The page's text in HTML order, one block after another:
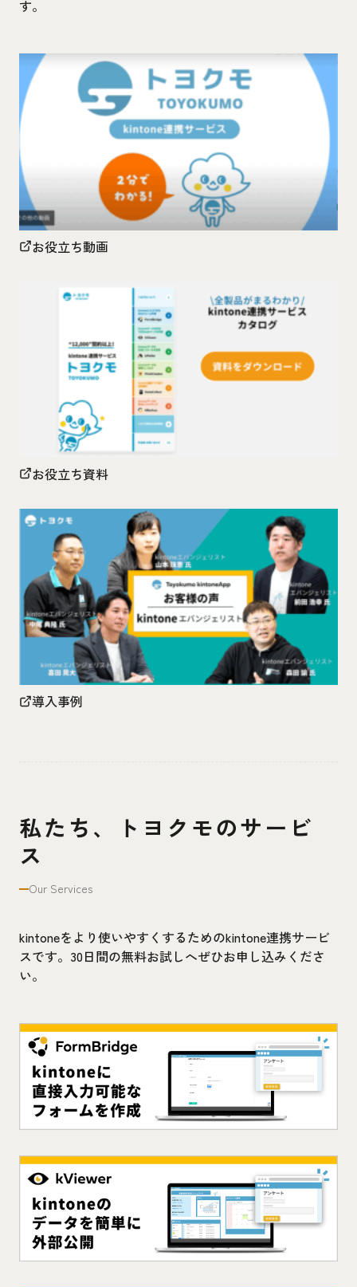
す。
お役立ち動画
お役立ち資料
導入事例
私たち、トヨクモのサービ
ス
Our Services
kintoneをより使いやすくするためのkintone連携サービ
スです。30日間の無料お試しへぜひお申し込みくださ
い。